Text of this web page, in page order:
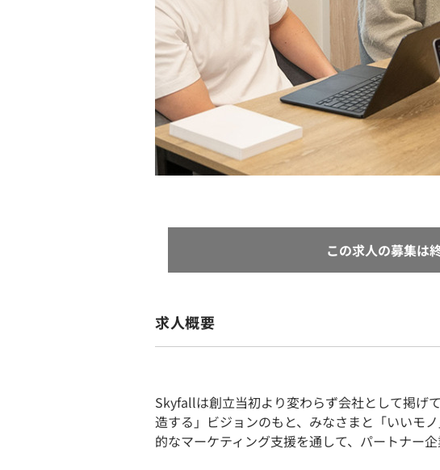
この求人の募集は
求人概要
Skyfallは創立当初より変わらず会社として掲げ
造する」ビジョンのもと、みなさまと「いいモ
的なマーケティング支援を通して、パートナー